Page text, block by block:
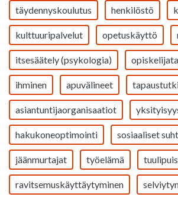
täydennyskoulutus henkilöstö
kulttuuripalvelut opetuskäyttö
itsesäätely (psykologia)
ihminen apuvälineet
asiantuntijaorganisaatiot
hakukoneoptimointi sosiaaliset
jäänmurtajat työelämä
ravitsemuskäyttäytyminen